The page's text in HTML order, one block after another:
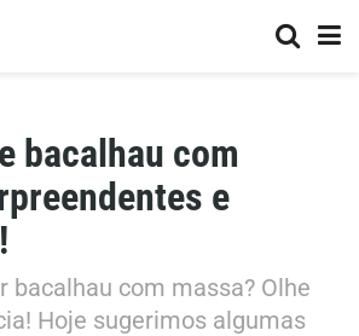
bacalhau com
e
bacalhau com massa? Olhe
Hoje sugerimos algumas